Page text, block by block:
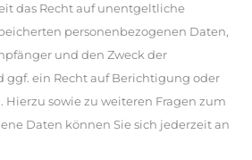
das Recht auf unentgeltliche
personenbezogenen Daten,
und den Zweck der
ggf. ein Recht auf Berichtigung oder
Hierzu sowie zu weiteren Fragen zum
Daten können Sie sich jederzeit an